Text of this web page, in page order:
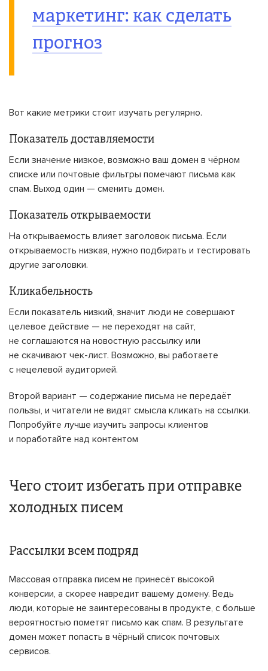
маркетинг: как сделать
прогноз
Вот какие метрики стоит изучать регулярно.
Показатель доставляемости
Если значение низкое, возможно ваш домен в чёрном
списке или почтовые фильтры помечают письма как
спам. Выход один — сменить домен.
Показатель открываемости
На открываемость влияет заголовок письма. Если
открываемость низкая, нужно подбирать и тестировать
другие заголовки.
Кликабельность
Если показатель низкий, значит люди не совершают
целевое действие — не переходят на сайт,
не соглашаются на новостную рассылку или
не скачивают чек-лист. Возможно, вы работаете
с нецелевой аудиторией.
Второй вариант — содержание письма не передаёт
пользы, и читатели не видят смысла кликать на ссылки.
Попробуйте лучше изучить запросы клиентов
и поработайте над контентом
Чего стоит избегать при отправке
холодных писем
Рассылки всем подряд
Массовая отправка писем не принесёт высокой
конверсии, а скорее навредит вашему домену. Ведь
люди, которые не заинтересованы в продукте, с больше
вероятностью пометят письмо как спам. В результате
домен может попасть в чёрный список почтовых
сервисов.